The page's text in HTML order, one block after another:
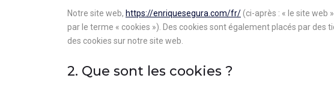
Notre site web, https://enriquesegura.com/fr/(ci-après : « le site web
par le terme « cookies »). Des cookies sont également placés par
des cookies sur notre site web.
2. Que sont les cookies ?